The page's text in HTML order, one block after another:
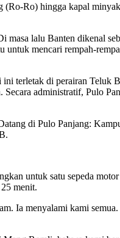
(Ro-Ro) hingga kapal
masa lalu Banten dikenal
untuk mencari rempah-
terletak di perairan Teluk
administratif, Pulo
di Pulo Panjang:
untuk satu sepeda
menit.
Ia menyalami kami